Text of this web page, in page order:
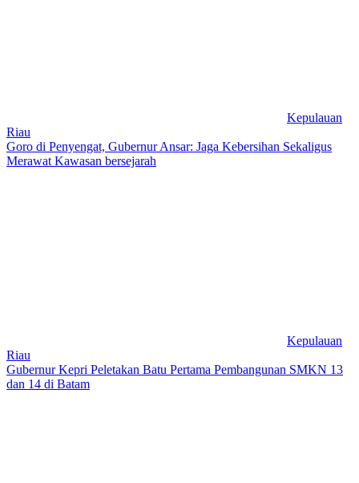
Kepulauan
Riau
Goro di Penyengat, Gubernur Ansar: Jaga Kebersihan Sekaligus
Merawat Kawasan bersejarah
Kepulauan
Riau
Gubernur Kepri Peletakan Batu Pertama Pembangunan SMKN 13
dan 14 di Batam